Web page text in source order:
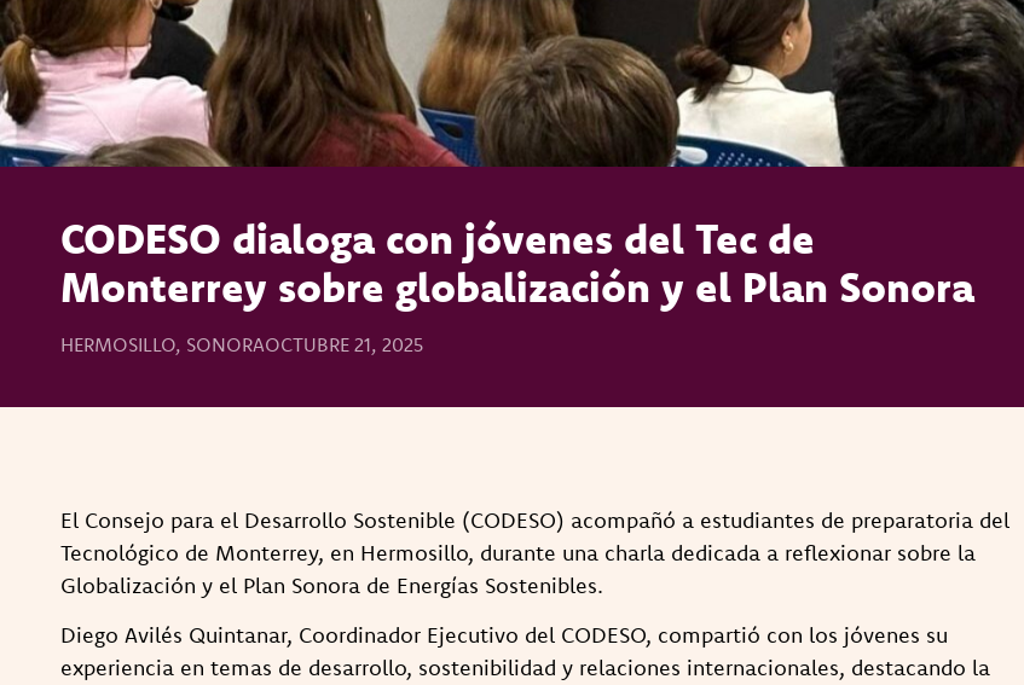
CODESO dialoga con jóvenes del Tec de
Monterrey sobre globalización y el Plan Sonora
HERMOSILLO, SONORAOCTUBRE 21, 2025
El Consejo para el Desarrollo Sostenible (CODESO) acompañó a estudiantes de preparatoria del
Tecnológico de Monterrey, en Hermosillo, durante una charla dedicada a reflexionar sobre la
Globalización y el Plan Sonora de Energías Sostenibles.
Diego Avilés Quintanar, Coordinador Ejecutivo del CODESO, compartió con los jóvenes su
experiencia en temas de desarrollo, sostenibilidad y relaciones internacionales, destacando la